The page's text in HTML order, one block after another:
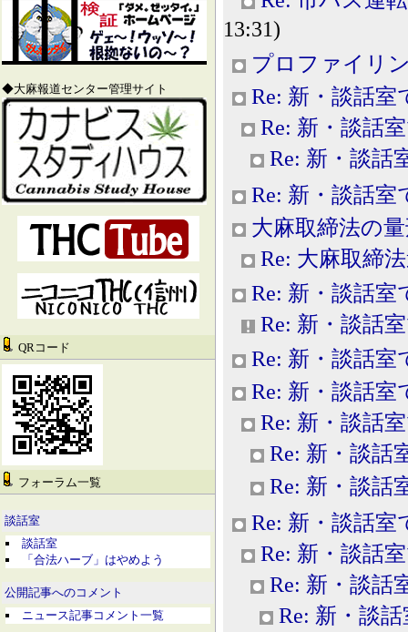
◆大麻報道センター管理サイト
QRコード
フォーラム一覧
談話室
談話室
「合法ハーブ」はやめよう
公開記事へのコメント
ニュース記事コメント一覧
13:31)
プロファイリ
Re: 新・談話室
Re: 新・談話
Re: 新・談話
Re: 新・談話室
大麻取締法の
Re: 大麻取締
Re: 新・談話室
Re: 新・談話
Re: 新・談話室
Re: 新・談話室
Re: 新・談話
Re: 新・談話
Re: 新・談話
Re: 新・談話室
Re: 新・談話
Re: 新・談話
Re: 新・談